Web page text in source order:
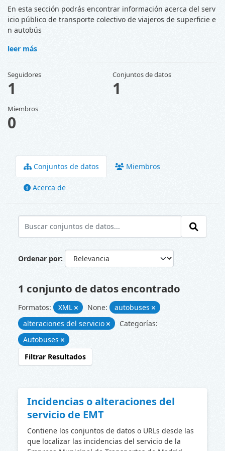
Conjuntos de datos Miembros
Acerca de
Ordenar por
1 conjunto de datos encontrado
Formatos: XML None:
autobuses
alteraciones del servicio
Categorías:
Autobuses
Filtrar Resultados
Incidencias o alteraciones del
servicio de EMT
Contiene los conjuntos de datos o URLs desde las
que localizar las incidencias del servicio de la
En esta sección podrás encontrar información acerca del serv
icio público de transporte colectivo de viajeros de superficie e
n autobús
leer más
Seguidores
1
Conjuntos de datos
1
Miembros
0